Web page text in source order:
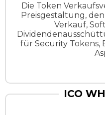
Die Token
Preisgestaltung,
Verkauf,
für Security Tokens,
ICO